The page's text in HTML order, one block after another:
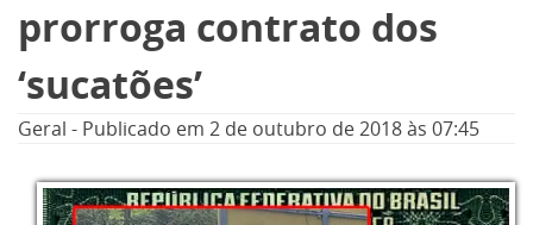
Cidades
Política
Informe especial
prorroga contrato dos
‘sucatões’
Geral - Publicado em 2 de outubro de 2018às 07:45